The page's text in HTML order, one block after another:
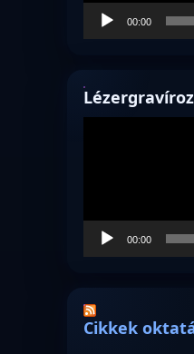
00:00
00:00
Cikkek